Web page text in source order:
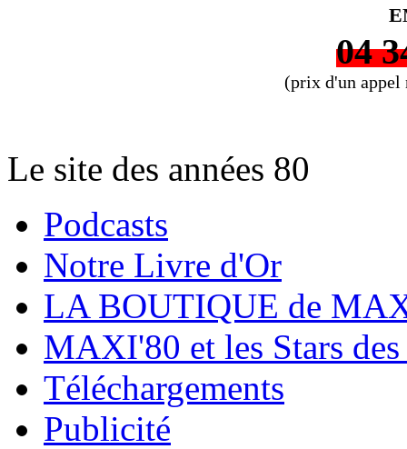
04
(prix d'un appel
Le site des années 80
Podcasts
Notre Livre d'Or
LA BOUTIQUE de
MAXI'80 et les Stars des
Téléchargements
Publicité